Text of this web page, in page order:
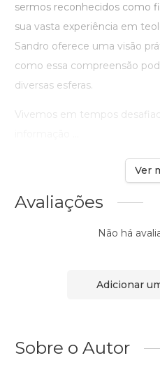
sermos reconhecidos como
sua vasta experiência em
Sandro oferece uma visão
como essa compreensão
diversas esferas.
Vivemos em tempos
Ver
Avaliações
Não há
Adicionar
Sobre o Autor